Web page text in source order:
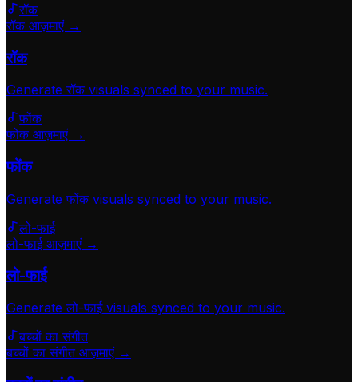
रॉक
रॉक आज़माएं →
रॉक
Generateरॉकvisuals synced to your music.
फोंक
फोंक आज़माएं →
फोंक
Generateफोंकvisuals synced to your music.
लो-फाई
लो-फाई आज़माएं →
लो-फाई
Generateलो-फाईvisuals synced to your music.
बच्चों का संगीत
बच्चों का संगीत आज़माएं →